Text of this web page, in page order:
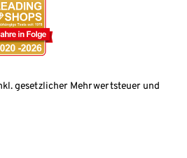
gesetzlicher Mehrwertsteuer und